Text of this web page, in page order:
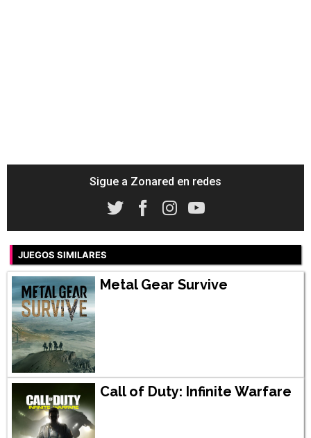
Sigue a Zonared en redes
JUEGOS SIMILARES
Metal Gear Survive
Call of Duty: Infinite Warfare